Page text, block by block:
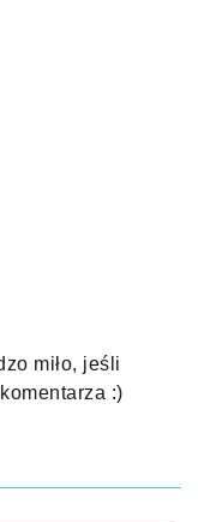
miło, jeśli
:)